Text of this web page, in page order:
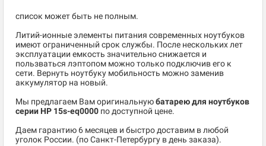
список может быть не полным.
Литий-ионные элементы питания современных ноутбуков
имеют ограниченный срок службы. После нескольких лет
эксплуатации емкость значительно снижается и
пользваться лэптопом можно только подключив его к
сети. Вернуть ноутбуку мобильность можно заменив
аккумулятор на новый.
Мы предлагаем Вам оригинальнуюбатарею для ноутбуков
серии HP 15s-eq0000 по доступной цене.
Даем гарантию 6 месяцев и быстро доставим в любой
уголок России. (по Санкт-Петербургу в день заказа).